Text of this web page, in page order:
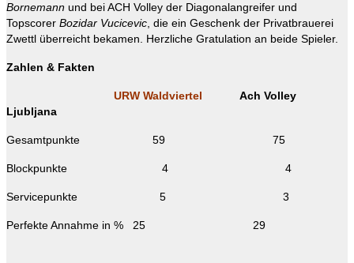
Bornemann und bei ACH Volley der Diagonalangreifer und
Topscorer Bozidar Vucicevic , die ein Geschenk der Privatbrauerei
Zwettl überreicht bekamen. Herzliche Gratulation an beide Spieler.
Zahlen & Fakten
URW Waldviertel Ach Volley
Ljubljana
Gesamtpunkte 59 75
Blockpunkte 4 4
Servicepunkte 5 3
Perfekte Annahme in % 25 29